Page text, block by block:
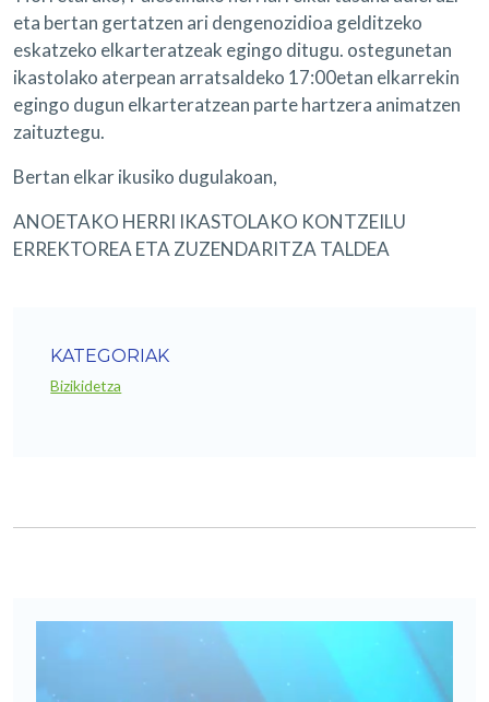
eta bertan gertatzen ari dengenozidioa gelditzeko
eskatzeko elkarteratzeak egingo ditugu. ostegunetan
ikastolako aterpean arratsaldeko 17:00etan elkarrekin
egingo dugun elkarteratzean parte hartzera animatzen
zaituztegu.
Bertan elkar ikusiko dugulakoan,
ANOETAKO HERRI IKASTOLAKO KONTZEILU
ERREKTOREA ETA ZUZENDARITZA TALDEA
KATEGORIAK
Bizikidetza